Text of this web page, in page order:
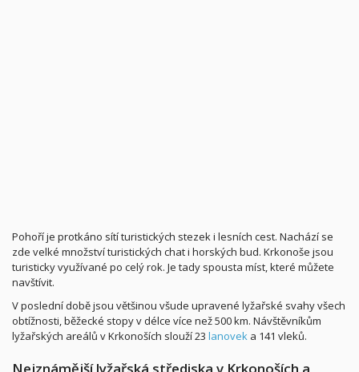
Pohoří je protkáno sítí turistických stezek i lesních cest. Nachází se
zde velké množství turistických chat i horských bud. Krkonoše jsou
turisticky využívané po celý rok. Je tady spousta míst, které můžete
navštívit.
V poslední době jsou většinou všude upravené lyžařské svahy všech
obtížnosti, běžecké stopy v délce více než 500 km. Návštěvníkům
lyžařských areálů v Krkonoších slouží 23 lanovek a 141 vleků.
Nejznámější lyžařská střediska v Krkonoších a